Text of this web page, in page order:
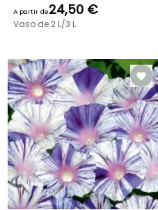
A partir de24,50 €
Vaso de 2 L/3 L